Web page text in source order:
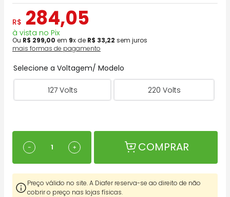
R$ 284,05
à vista no Pix
Ou R$ 299,00 em 9x de R$ 33,22 sem juros
mais formas de pagamento
Selecione a Voltagem/ Modelo
127 Volts 220 Volts
＋
－ COMPRAR
Preço válido no site. A Diafer reserva-se ao direito de não
cobrir o preço nas lojas físicas.